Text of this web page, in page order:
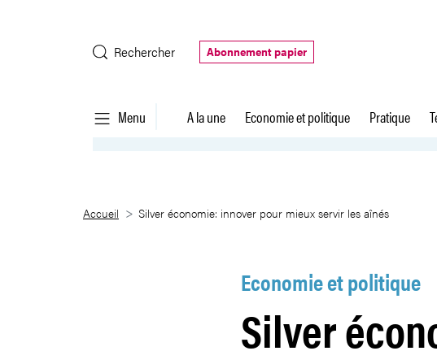
Rechercher
Abonnement papier
Menu A la une Economie et politique Pratique
Silver économie: innover pour mieux
Accueil Silver économie: innover pour mieux servir les aînés
Economie et politique
Silver